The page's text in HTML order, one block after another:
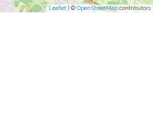
Leaflet | © OpenStreetMap contributors